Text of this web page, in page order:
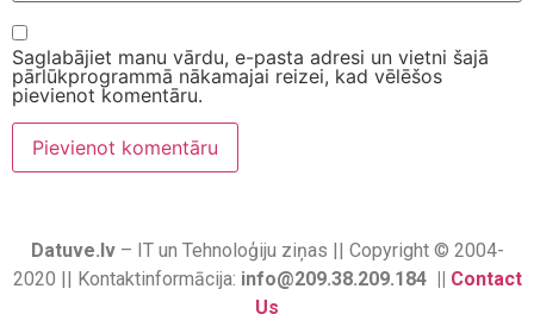
Saglabājiet manu vārdu, e-pasta adresi un vietni šajā
pārlūkprogrammā nākamajai reizei, kad vēlēšos
pievienot komentāru.
Datuve.lv– IT un Tehnoloģiju ziņas || Copyright © 2004-
2020 || Kontaktinformācija: info@209.38.209.184 || Contact
Us